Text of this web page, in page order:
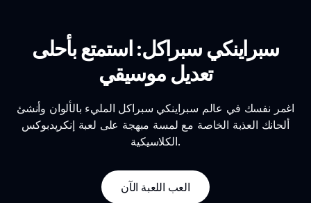
سبراينكي سبراكل: استمتع بأحلى
تعديل موسيقي
اغمر نفسك في عالم سبراينكي سبراكل المليء بالألوان وأنشئ
ألحانك العذبة الخاصة مع لمسة مبهجة على لعبة إنكريدبوكس
الكلاسيكية.
العب اللعبة الآن